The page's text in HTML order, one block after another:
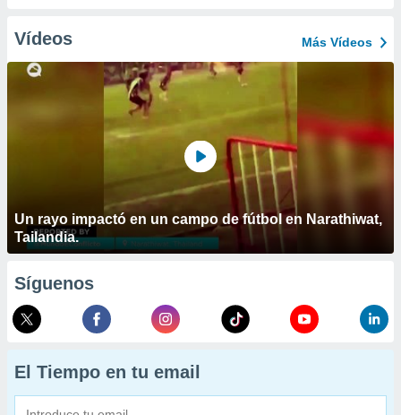
Vídeos Más Vídeos
Un rayo impactó en un campo de fútbol en Narathiwat,
Tailandia.
Síguenos
El Tiempo en tu email